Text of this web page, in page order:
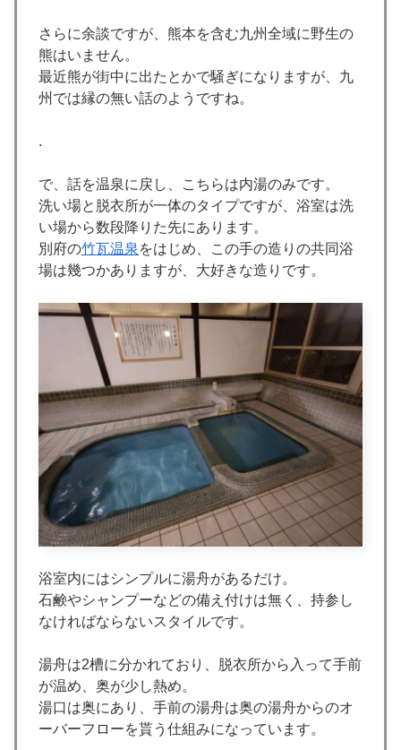
さらに余談ですが、熊本を含む九州全域に野生の
熊はいません。
最近熊が街中に出たとかで騒ぎになりますが、九
州では縁の無い話のようですね。
.
で、話を温泉に戻し、こちらは内湯のみです。
洗い場と脱衣所が一体のタイプですが、浴室は洗
い場から数段降りた先にあります。
別府の竹瓦温泉 をはじめ、この手の造りの共同浴
場は幾つかありますが、大好きな造りです。
浴室内にはシンプルに湯舟があるだけ。
石鹸やシャンプーなどの備え付けは無く、持参し
なければならないスタイルです。
湯舟は2槽に分かれており、脱衣所から入って手前
が温め、奥が少し熱め。
湯口は奥にあり、手前の湯舟は奥の湯舟からのオ
ーバーフローを貰う仕組みになっています。